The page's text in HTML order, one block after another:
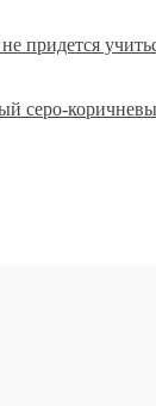
придется
серо-